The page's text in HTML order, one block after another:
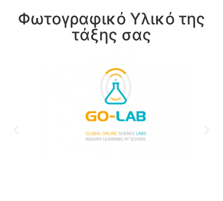
Φωτογραφικό Υλικό της
τάξης σας